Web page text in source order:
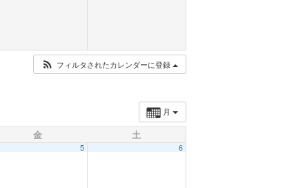
フィルタされたカレンダーに登録
月
金 土
5 6